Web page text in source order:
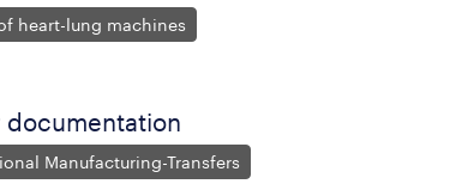
heart-lung machines
Manufacturing-Transfers